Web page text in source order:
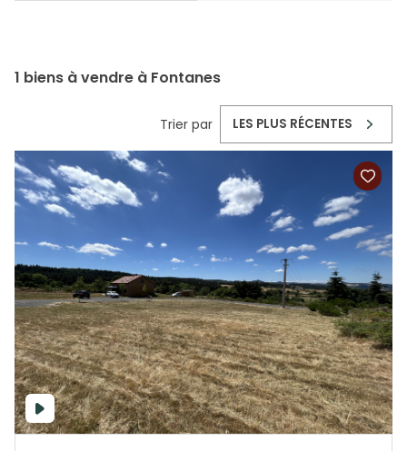
1 biens à vendre à Fontanes
Trier par LES PLUS RÉCENTES